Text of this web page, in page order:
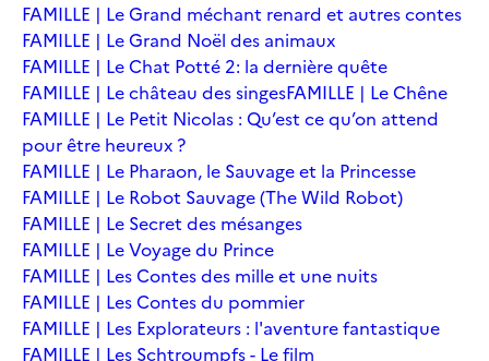
FAMILLE | Le Grand méchant renard et autres contes
FAMILLE | Le Grand Noël des animaux
FAMILLE | Le Chat Potté 2: la dernière quête
FAMILLE | Le château des singesFAMILLE | Le Chêne
FAMILLE | Le Petit Nicolas : Qu’est ce qu’on attend
pour être heureux ?
FAMILLE | Le Pharaon, le Sauvage et la Princesse
FAMILLE | Le Robot Sauvage (The Wild Robot)
FAMILLE | Le Secret des mésanges
FAMILLE | Le Voyage du Prince
FAMILLE | Les Contes des mille et une nuits
FAMILLE | Les Contes du pommier
FAMILLE | Les Explorateurs : l'aventure fantastique
FAMILLE | Les Schtroumpfs - Le film